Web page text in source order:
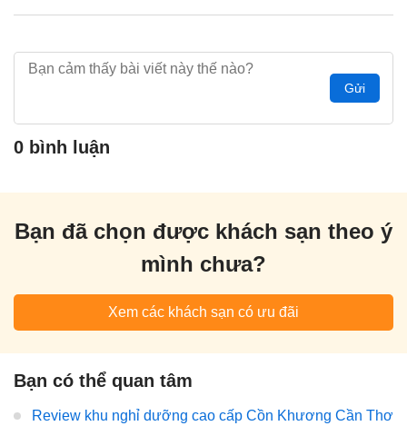
Gửi
0 bình luận
Bạn đã chọn được khách sạn theo ý
mình chưa?
Xem các khách sạn có ưu đãi
Bạn có thể quan tâm
Review khu nghỉ dưỡng cao cấp Cồn Khương Cần Thơ